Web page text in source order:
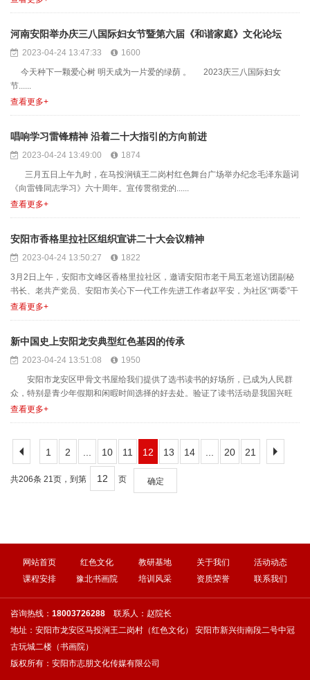
河南安阳举办庆三八国际妇女节暨第六届《和谐家庭》文化论坛
2023-04-24 13:47:33
1600
今天种下一颗爱心树 明天成为一片爱的绿荫 。 2023庆三八国际妇女
节......
查看更多+
唱响学习雷锋精神 沿着二十大指引的方向前进
2023-04-24 13:49:00
1874
三月五日上午九时，在马投涧镇王二岗村红色舞台广场举办纪念毛泽东题词
《向雷锋同志学习》六十周年。宣传贯彻党的......
查看更多+
安阳市香格里拉社区组织宣讲二十大会议精神
2023-04-24 13:50:27
1822
3月2日上午，安阳市文峰区香格里拉社区，邀请安阳市老干局五老巡访团副秘
书长、老共产党员、安阳市关心下一代工作先进工作者赵平安，为社区“两委”干
部、共建单位文峰区......
查看更多+
新中国史上安阳龙安典型红色基因的传承
2023-04-24 13:51:08
1950
安阳市龙安区甲骨文书屋给我们提供了选书读书的好场所，已成为人民群
众，特别是青少年假期和闲暇时间选择的好去处。验证了读书活动是我国兴旺
发达的体现，也是建立知识......
查看更多+
1 2 10 11 12 13 14 20 21
共206条 21页，到第 页 确定
网站首页 红色文化 教研基地 关于我们
活动动态
课程安排
豫北书画院 培训风采 资质荣誉 联系我们
咨询热线： 18003726288 联系人：赵院长
地址：安阳市龙安区马投涧王二岗村（红色文化） 安阳市新兴街南段二号中冠
古玩城二楼（书画院）
版权所有：安阳市志朋文化传媒有限公司